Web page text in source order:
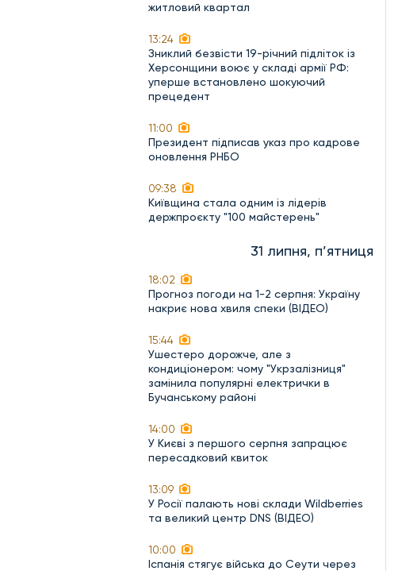
житловий квартал
13:24
Зниклий безвісти 19-річний підліток із
Херсонщини воює у складі армії РФ:
уперше встановлено шокуючий
прецедент
11:00
Президент підписав указ про кадрове
оновлення РНБО
09:38
Київщина стала одним із лідерів
держпроєкту "100 майстерень"
31 липня, п’ятниця
18:02
Прогноз погоди на 1-2 серпня: Україну
накриє нова хвиля спеки (ВІДЕО)
15:44
Ушестеро дорожче, але з
кондиціонером: чому "Укрзалізниця"
замінила популярні електрички в
Бучанському районі
14:00
У Києві з першого серпня запрацює
пересадковий квиток
13:09
У Росії палають нові склади Wildberries
та великий центр DNS (ВІДЕО)
10:00
Іспанія стягує війська до Сеути через